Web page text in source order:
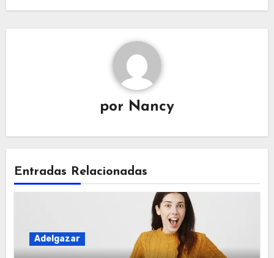
por Nancy
Entradas Relacionadas
Adelgazar